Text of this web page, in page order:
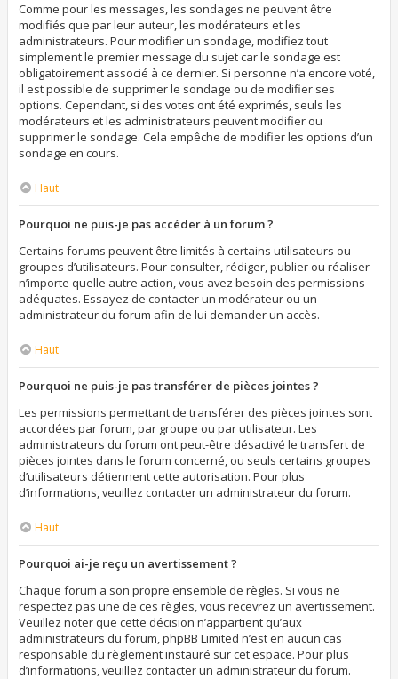
Comme pour les messages, les sondages ne peuvent être
modifiés que par leur auteur, les modérateurs et les
administrateurs. Pour modifier un sondage, modifiez tout
simplement le premier message du sujet car le sondage est
obligatoirement associé à ce dernier. Si personne n’a encore voté,
il est possible de supprimer le sondage ou de modifier ses
options. Cependant, si des votes ont été exprimés, seuls les
modérateurs et les administrateurs peuvent modifier ou
supprimer le sondage. Cela empêche de modifier les options d’un
sondage en cours.
Haut
Pourquoi ne puis-je pas accéder à un forum ?
Certains forums peuvent être limités à certains utilisateurs ou
groupes d’utilisateurs. Pour consulter, rédiger, publier ou réaliser
n’importe quelle autre action, vous avez besoin des permissions
adéquates. Essayez de contacter un modérateur ou un
administrateur du forum afin de lui demander un accès.
Haut
Pourquoi ne puis-je pas transférer de pièces jointes ?
Les permissions permettant de transférer des pièces jointes sont
accordées par forum, par groupe ou par utilisateur. Les
administrateurs du forum ont peut-être désactivé le transfert de
pièces jointes dans le forum concerné, ou seuls certains groupes
d’utilisateurs détiennent cette autorisation. Pour plus
d’informations, veuillez contacter un administrateur du forum.
Haut
Pourquoi ai-je reçu un avertissement ?
Chaque forum a son propre ensemble de règles. Si vous ne
respectez pas une de ces règles, vous recevrez un avertissement.
Veuillez noter que cette décision n’appartient qu’aux
administrateurs du forum, phpBB Limited n’est en aucun cas
responsable du règlement instauré sur cet espace. Pour plus
d’informations, veuillez contacter un administrateur du forum.